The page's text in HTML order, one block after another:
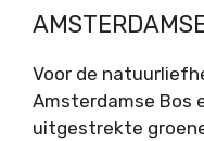
Voor de
Amsterdamse Bos
uitgestrekte